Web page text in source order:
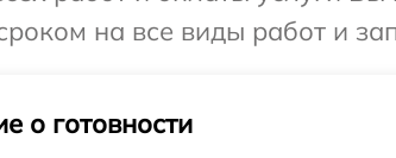
на все виды работ и
о готовности